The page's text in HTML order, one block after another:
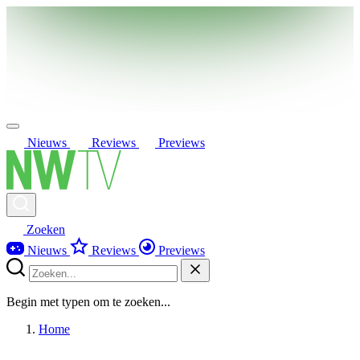
Nieuws Reviews Previews
Zoeken
Nieuws
Reviews Previews
Begin met typen om te zoeken...
Home